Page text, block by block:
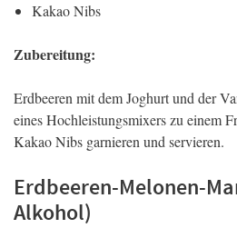
Kakao Nibs
Zubereitung:
Erdbeeren mit dem Joghurt und der
eines Hochleistungsmixers zu einem
Kakao Nibs garnieren und servieren.
Erdbeeren-Melonen-
Alkohol)